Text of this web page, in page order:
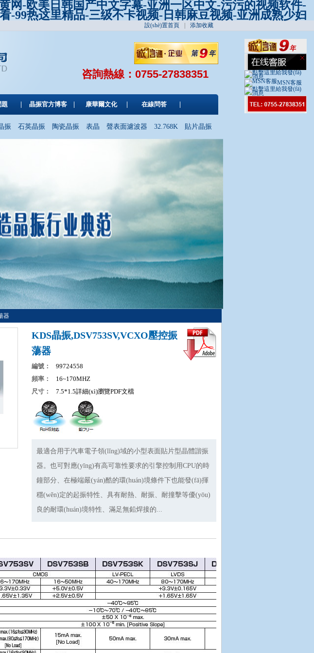
网-欧美日韩国产中文字幕-亚洲一区中文-污污的视频软件-
-99热这里精品-三级不卡视频-日韩麻豆视频-亚洲成熟少妇
設(shè)置首頁 添加收藏
咨詢熱線： 0755-27838351
晶振官方博客 康華爾文化 在線問答
振 石英晶振 陶瓷晶振 表晶 聲表面濾波器 32.768K 貼片晶振
器
KDS晶振,DSV753SV,VCXO壓控振
蕩器
編號：
99724558
頻率：
16~170MHZ
尺寸：
7.5*1.5詳細(xì)瀏覽PDF文檔
最適合用于汽車電子領(lǐng)域的小型表面貼片型晶體諧振
器。也可對應(yīng)有高可靠性要求的引擎控制用CPU的時
鐘部分、在極端嚴(yán)酷的環(huán)境條件下也能發(fā)揮
穩(wěn)定的起振特性、具有耐熱、耐振、耐撞擊等優(yōu)
良的耐環(huán)境特性、滿足無鉛焊接的...
MSN客服